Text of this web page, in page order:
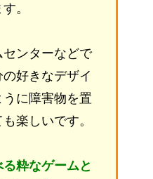
。
センターなどで
好きなデザイ
に障害物を置
楽しいです。
粋なゲームと